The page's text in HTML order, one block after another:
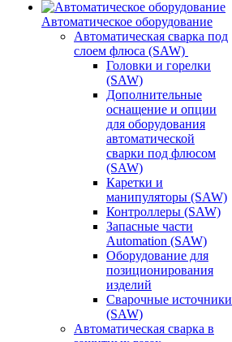
Автоматическое оборудование
Автоматическая сварка под
слоем флюса (SAW)
Головки и горелки
(SAW)
Дополнительные
оснащение и опции
для оборудования
автоматической
сварки под флюсом
(SAW)
Каретки и
манипуляторы (SAW)
Контроллеры (SAW)
Запасные части
Automation (SAW)
Оборудование для
позиционирования
изделий
Сварочные источники
(SAW)
Автоматическая сварка в